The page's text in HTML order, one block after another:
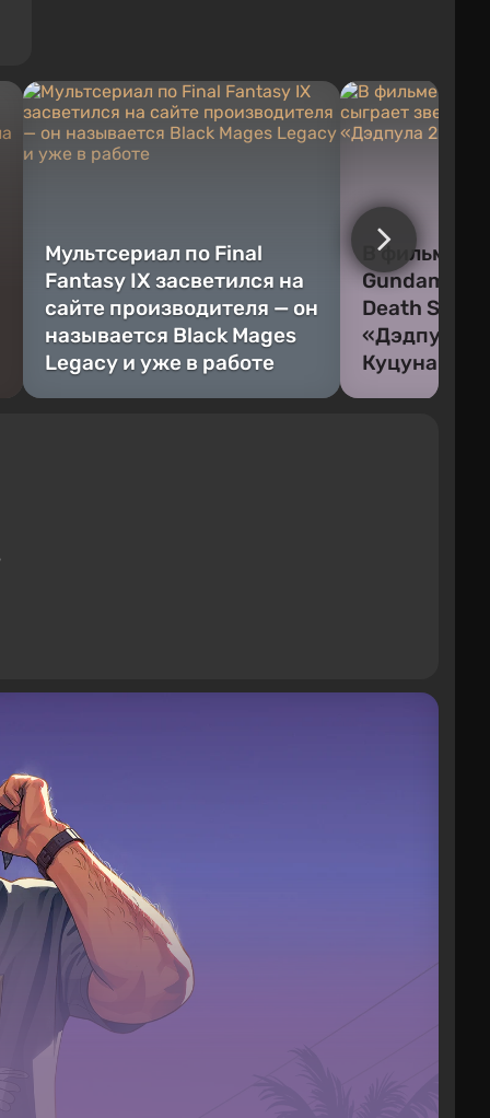
Мультсериал по Final
Fantasy IX засветился на
сайте производителя — он
называется Black Mages
Legacy и уже в работе
В фильме
Gundam
Death
«Дэдпула
Куцуна